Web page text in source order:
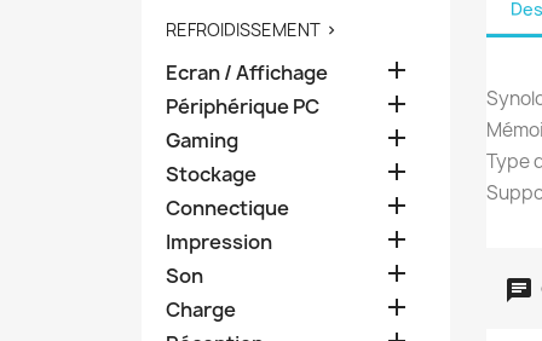
REFROIDISSEMENT 
Ecran / Affichage 
Périphérique PC 
Gaming 
Stockage 
Connectique 
Impression 
Son 
Charge 
Type